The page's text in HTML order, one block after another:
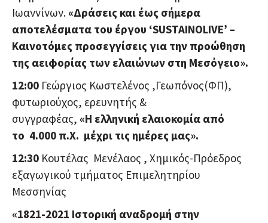
Ιωαννίνων. «Δράσεις και έως σήμερα
αποτελέσματα του έργου ‘SUSTAINOLIVE’ –
Καινοτόμες προσεγγίσεις για την προώθηση
της αειφορίας των ελαιώνων στη Μεσόγειο».
12:00 Γεώργιος Κωστελένος ,Γεωπόνος(ΦΠ),
φυτωριούχος, ερευνητής &
συγγραφέας, «Η ελληνική ελαιοκομία από
το 4.000 π.Χ. μέχρι τις ημέρες μας».
12:30 Κουτέλας Μενέλαος , Χημικός-Πρόεδρος
εξαγωγικού τμήματος Επιμελητηρίου
Μεσσηνίας
«1821-2021 Ιστορική αναδρομή στην